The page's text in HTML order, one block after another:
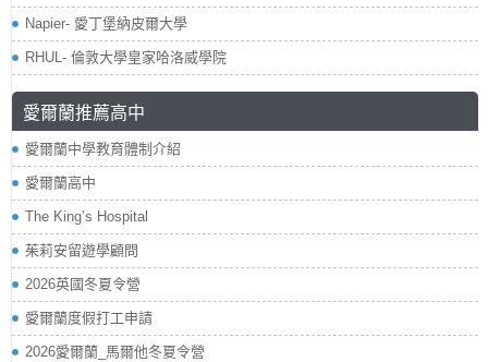
Napier- 愛丁堡納皮爾大學
RHUL- 倫敦大學皇家哈洛威學院
愛爾蘭推薦高中
愛爾蘭中學教育體制介紹
愛爾蘭高中
The King’s Hospital
茱莉安留遊學顧問
2026英國冬夏令營
愛爾蘭度假打工申請
2026愛爾蘭_馬爾他冬夏令營